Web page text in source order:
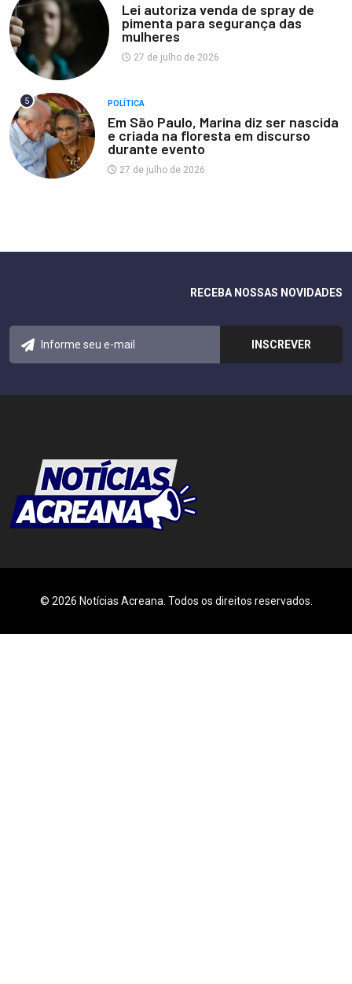
Lei autoriza venda de spray de
pimenta para segurança das
mulheres
27 de julho de 2026
5 POLÍTICA
Em São Paulo, Marina diz ser nascida
e criada na floresta em discurso
durante evento
27 de julho de 2026
RECEBA NOSSAS NOVIDADES
© 2026 Notícias Acreana. Todos os direitos reservados.